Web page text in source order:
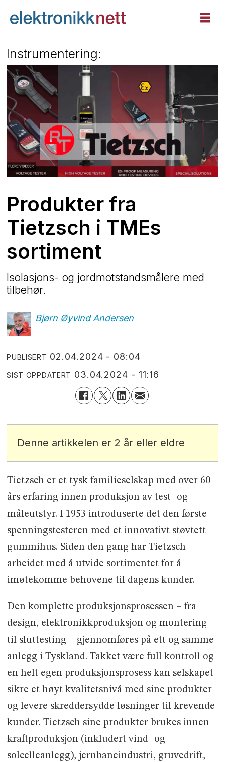
Instrumentering:
Produkter fra
Tietzsch i TMEs
sortiment
Isolasjons- og jordmotstandsmålere med
tilbehør.
Bjørn Øyvind Andersen
PUBLISERT 02.04.2024 - 08:04
SIST OPPDATERT 03.04.2024 - 11:16
Denne artikkelen er 2 år eller eldre
Tietzsch er et tysk familieselskap med over 60
års erfaring innen produksjon av test- og
måleutstyr. I 1953 introduserte det den første
spenningstesteren med et innovativt støvtett
gummihus. Siden den gang har Tietzsch
arbeidet med å utvide sortimentet for å
imøtekomme behovene til dagens kunder.
Den komplette produksjonsprosessen – fra
design, elektronikkproduksjon og montering
til sluttesting – gjennomføres på ett og samme
anlegg i Tyskland. Takket være full kontroll og
en helt egen produksjonsprosess kan selskapet
sikre et høyt kvalitetsnivå med sine produkter
og levere skreddersydde løsninger til krevende
kunder. Tietzsch sine produkter brukes innen
kraftproduksjon (inkludert vind- og
solcelleanlegg), jernbaneindustri, gruvedrift,